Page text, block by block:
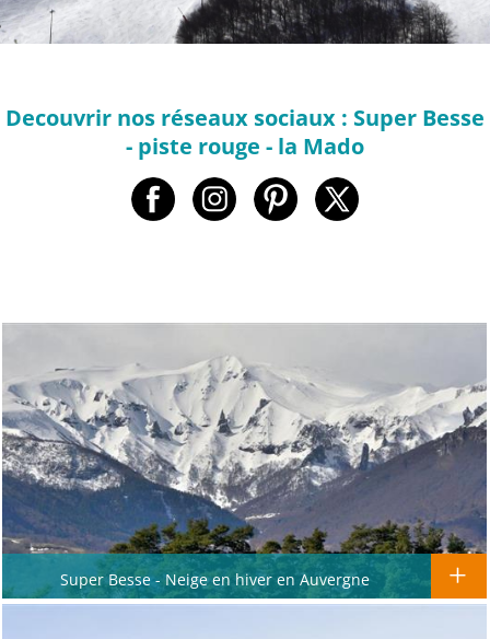
Decouvrir nos réseaux sociaux : Super Besse
- piste rouge - la Mado
Super Besse - Neige en hiver en Auvergne